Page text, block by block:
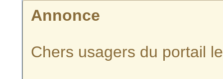
Annonce
Chers usagers du portail